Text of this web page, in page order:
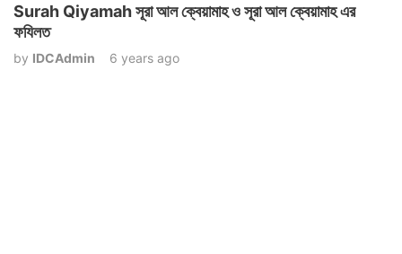
Surah Qiyamah সূরা আল ক্বেয়ামাহ ও সূরা আল ক্বেয়ামাহ এর
ফযিলত
by IDCAdmin 6 years ago